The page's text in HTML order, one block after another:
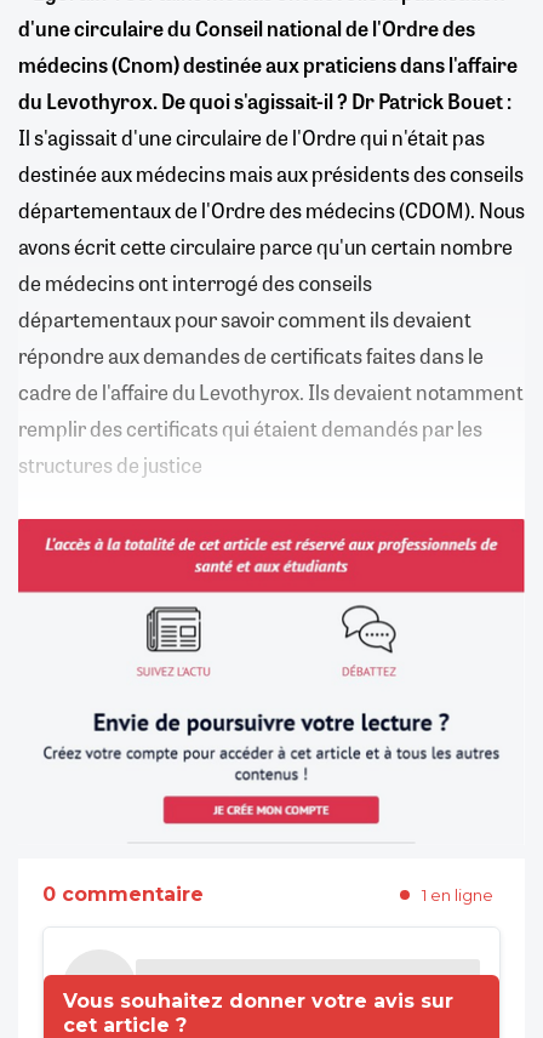
d'une circulaire du Conseil national de l'Ordre des
médecins (Cnom) destinée aux praticiens dans l'affaire
du Levothyrox. De quoi s'agissait-il ? Dr Patrick Bouet :
Il s'agissait d'une circulaire de l'Ordre qui n'était pas
destinée aux médecins mais aux présidents des conseils
départementaux de l'Ordre des médecins (CDOM). Nous
avons écrit cette circulaire parce qu'un certain nombre
de médecins ont interrogé des conseils
départementaux pour savoir comment ils devaient
répondre aux demandes de certificats faites dans le
cadre de l'affaire du Levothyrox. Ils devaient notamment
remplir des certificats qui étaient demandés par les
structures de justice
0 commentaire 1 en ligne
Vous souhaitez donner votre avis sur
cet article ?